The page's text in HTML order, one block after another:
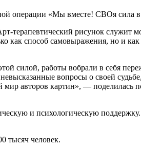
операции «Мы вместе! СВОя сила в
терапевтический рисунок
как способ самовыражения, но и
силой, работы вобрали в себя
вопросы о своей
авторов картин», — поделилась
и психологическую
тысяч человек.